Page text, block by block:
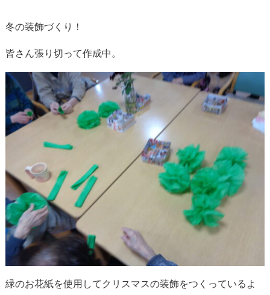
冬の装飾づくり！
皆さん張り切って作成中。
緑のお花紙を使用してクリスマスの装飾をつくっているよ